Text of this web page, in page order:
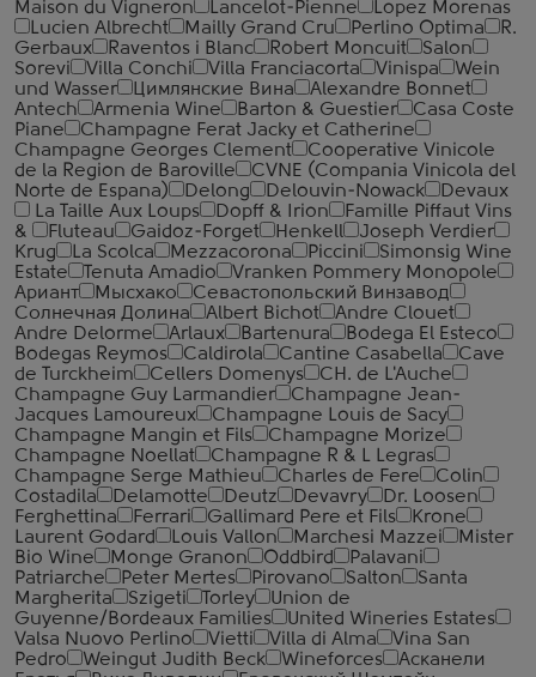
Maison du Vigneron
Lancelot-Pienne
Lopez Morenas
Lucien Albrecht
Mailly Grand Cru Perlino Optima
R.
Gerbaux
Raventos i Blanc Robert Moncuit
Salon
Sorevi
Villa Conchi Villa Franciacorta Vinispa
Wein
und Wasser
Цимлянские Вина
Alexandre Bonnet
Antech
Armenia Wine Barton & Guestier
Casa Coste
Piane
Champagne Ferat Jacky et Catherine
Champagne Georges Clement
Cooperative Vinicole
de la Region de Baroville
CVNE (Compania Vinicola del
Norte de Espana)
Delong Delouvin-Nowack
Devaux
La Taille Aux Loups
Dopff & Irion
Famille Piffaut Vins
&
Fluteau Gaidoz-Forget Henkell
Joseph Verdier
Krug
La Scolca Mezzacorona Piccini
Simonsig Wine
Estate
Tenuta Amadio
Vranken Pommery Monopole
Ариант
Мысхако
Севастопольский Винзавод
Солнечная Долина
Albert Bichot
Andre Clouet
Andre Delorme
Arlaux Bartenura
Bodega El Esteco
Bodegas Reymos
Caldirola Cantine Casabella
Cave
de Turckheim
Cellers Domenys
CH. de L'Auche
Champagne Guy Larmandier
Champagne Jean-
Jacques Lamoureux
Champagne Louis de Sacy
Champagne Mangin et Fils
Champagne Morize
Champagne Noellat
Champagne R & L Legras
Champagne Serge Mathieu
Charles de Fere
Colin
Costadila
Delamotte Deutz Devavry
Dr. Loosen
Ferghettina
Ferrari Gallimard Pere et Fils
Krone
Laurent Godard
Louis Vallon Marchesi Mazzei
Mister
Bio Wine
Monge Granon Oddbird
Palavani
Patriarche
Peter Mertes Pirovano Salton
Santa
Margherita
Szigeti Torley
Union de
Guyenne/Bordeaux Families
United Wineries Estates
Valsa Nuovo Perlino
Vietti Villa di Alma
Vina San
Pedro
Weingut Judith Beck Wineforces
Асканели